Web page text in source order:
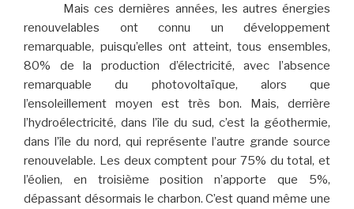
Mais ces dernières années, les autres énergies
renouvelables ont connu un développement
remarquable, puisqu’elles ont atteint, tous ensembles,
80% de la production d’électricité, avec l’absence
remarquable du photovoltaïque, alors que
l’ensoleillement moyen est très bon. Mais, derrière
l’hydroélectricité, dans l’île du sud, c’est la géothermie,
dans l’île du nord, qui représente l’autre grande source
renouvelable. Les deux comptent pour 75% du total, et
l’éolien, en troisième position n’apporte que 5%,
dépassant désormais le charbon. C’est quand même une